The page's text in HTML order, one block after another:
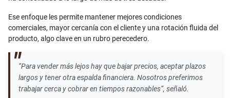
Ese enfoque les permite mantener mejores condiciones
comerciales, mayor cercanía con el cliente y una rotación fluida del
producto, algo clave en un rubro perecedero.
“Para vender más lejos hay que bajar precios, aceptar plazos
largos y tener otra espalda financiera. Nosotros preferimos
trabajar cerca y cobrar en tiempos razonables”, señaló.